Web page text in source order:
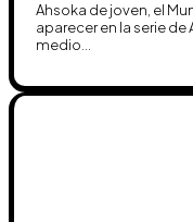
Ahsoka de joven, el
aparecer en la serie de Ahsoka Tano.
medio...